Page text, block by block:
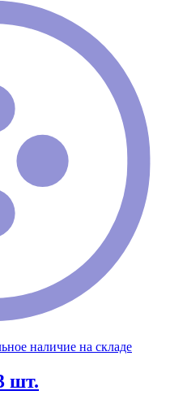
наличие на складе
шт.